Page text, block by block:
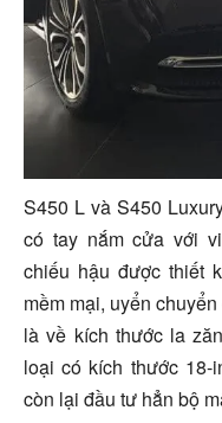
S450 L và S450
có tay nắm cửa với
chiếu hậu được thiết
mềm mại, uyển
là về kích thước la
loại có kích thước 18-
còn lại đầu tư hẳn bộ